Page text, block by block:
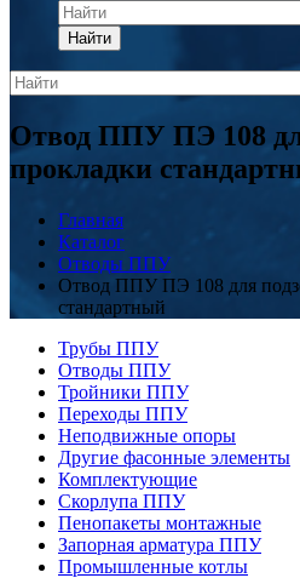
Найти
Отвод ППУ ПЭ 108
прокладки
Главная
Каталог
Отводы ППУ
Отвод ППУ ПЭ 108 для
стандартный
Трубы ППУ
Отводы ППУ
Тройники ППУ
Переходы ППУ
Неподвижные опоры
Другие фасонные элементы
Комплектующие
Скорлупа ППУ
Пенопакеты монтажные
Запорная арматура ППУ
Промышленные котлы